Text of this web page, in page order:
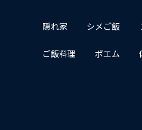
隠れ家 シメご飯
ご飯料理 ポエム